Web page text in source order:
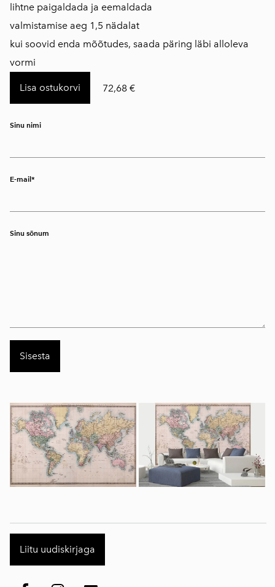
lihtne paigaldada ja eemaldada
valmistamise aeg 1,5 nädalat
kui soovid enda mõõtudes, saada päring läbi alloleva
vormi
Lisa ostukorvi 72,68 €
Sinu nimi
E-mail
Sinu sõnum
Liitu uudiskirjaga